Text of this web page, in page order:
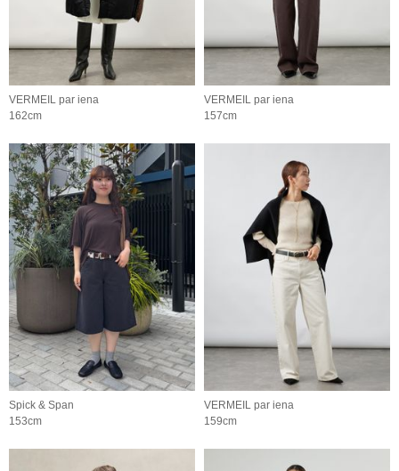
VERMEIL par iena
162cm
VERMEIL par iena
157cm
Spick & Span
153cm
VERMEIL par iena
159cm